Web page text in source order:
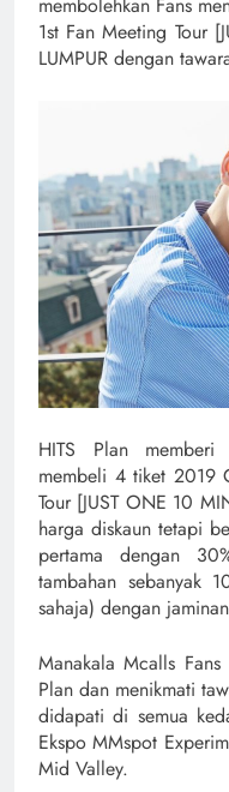
membolehkan Fans
1st Fan Meeting Tour
LUMPUR dengan
HITS Plan
membeli 4 tiket 2019
Tour [JUST ONE 10
harga diskaun tetapi
pertama dengan
tambahan sebanyak
sahaja) dengan
Manakala Mcalls
Plan dan menikmati
didapati di semua
Ekspo MMspot
Mid Valley.